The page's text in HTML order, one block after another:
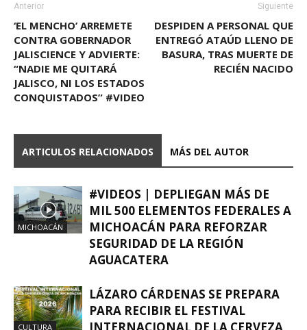
Anterior
‘EL MENCHO’ ARREMETE
CONTRA GOBERNADOR
JALISCIENCE Y ADVIERTE:
“NADIE ME QUITARÁ
JALISCO, NI LOS ESTADOS
CONQUISTADOS” #VIDEO
Siguiente
DESPIDEN A PERSONAL QUE
ENTREGÓ ATAÚD LLENO DE
BASURA, TRAS MUERTE DE
RECIÉN NACIDO
ARTICULOS RELACIONADOS MÁS DEL AUTOR
MICHOACÁN
#VIDEOS | DEPLIEGAN MÁS DE
MIL 500 ELEMENTOS FEDERALES A
MICHOACÁN PARA REFORZAR
SEGURIDAD DE LA REGIÓN
AGUACATERA
CULTURA
LÁZARO CÁRDENAS SE PREPARA
PARA RECIBIR EL FESTIVAL